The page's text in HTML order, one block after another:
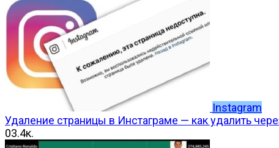
Instagram
Удаление страницы в Инстаграме — как удалить
03.4к.